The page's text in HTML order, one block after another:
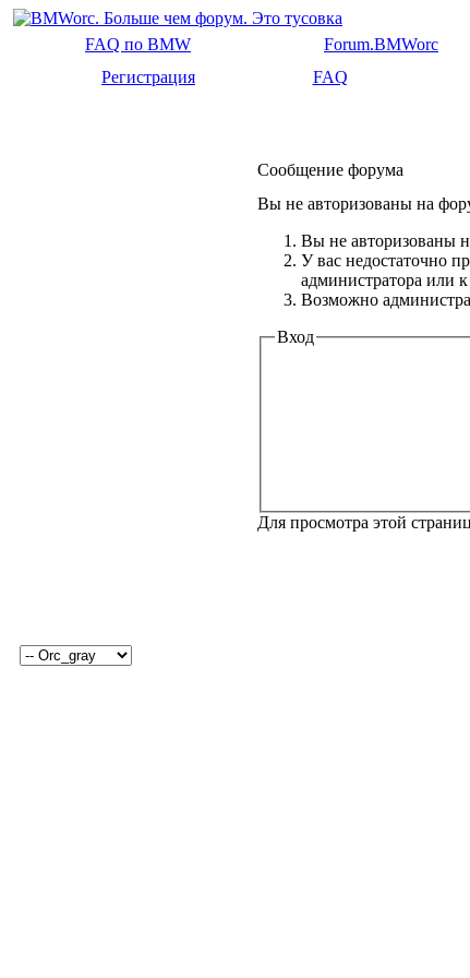
FAQ по BMW Forum.BMWorc
Регистрация
FAQ
Сообщение форума
Вы не авторизованы на
Вы не авторизованы
У вас недостаточно
администратора или
Возможно
Вход
Для просмотра этой